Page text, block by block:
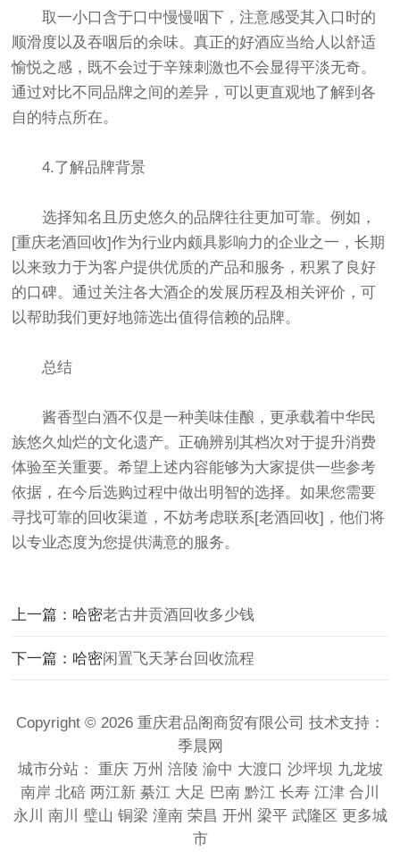
取一小口含于口中慢慢咽下，注意感受其入口时的
顺滑度以及吞咽后的余味。真正的好酒应当给人以舒适
愉悦之感，既不会过于辛辣刺激也不会显得平淡无奇。
通过对比不同品牌之间的差异，可以更直观地了解到各
自的特点所在。
4.了解品牌背景
选择知名且历史悠久的品牌往往更加可靠。例如，
[重庆老酒回收]作为行业内颇具影响力的企业之一，长期
以来致力于为客户提供优质的产品和服务，积累了良好
的口碑。通过关注各大酒企的发展历程及相关评价，可
以帮助我们更好地筛选出值得信赖的品牌。
总结
酱香型白酒不仅是一种美味佳酿，更承载着中华民
族悠久灿烂的文化遗产。正确辨别其档次对于提升消费
体验至关重要。希望上述内容能够为大家提供一些参考
依据，在今后选购过程中做出明智的选择。如果您需要
寻找可靠的回收渠道，不妨考虑联系[老酒回收]，他们将
以专业态度为您提供满意的服务。
上一篇：哈密老古井贡酒回收多少钱
下一篇：哈密闲置飞天茅台回收流程
Copyright © 2026 重庆君品阁商贸有限公司 技术支持：
季晨网
城市分站： 重庆 万州 涪陵 渝中 大渡口 沙坪坝 九龙坡
南岸 北碚 两江新 綦江 大足 巴南 黔江 长寿 江津 合川
永川
南川 璧山 铜梁 潼南 荣昌 开州 梁平 武隆区 更多城
市